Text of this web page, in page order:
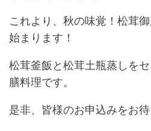
これより、秋の味覚！松茸
始まります！
松茸釜飯と松茸土瓶蒸しを
膳料理です。
是非、皆様のお申込みをお待